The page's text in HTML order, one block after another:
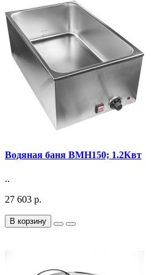
Водяная баня BMH150; 1.2Квт
..
27 603 р.
В корзину